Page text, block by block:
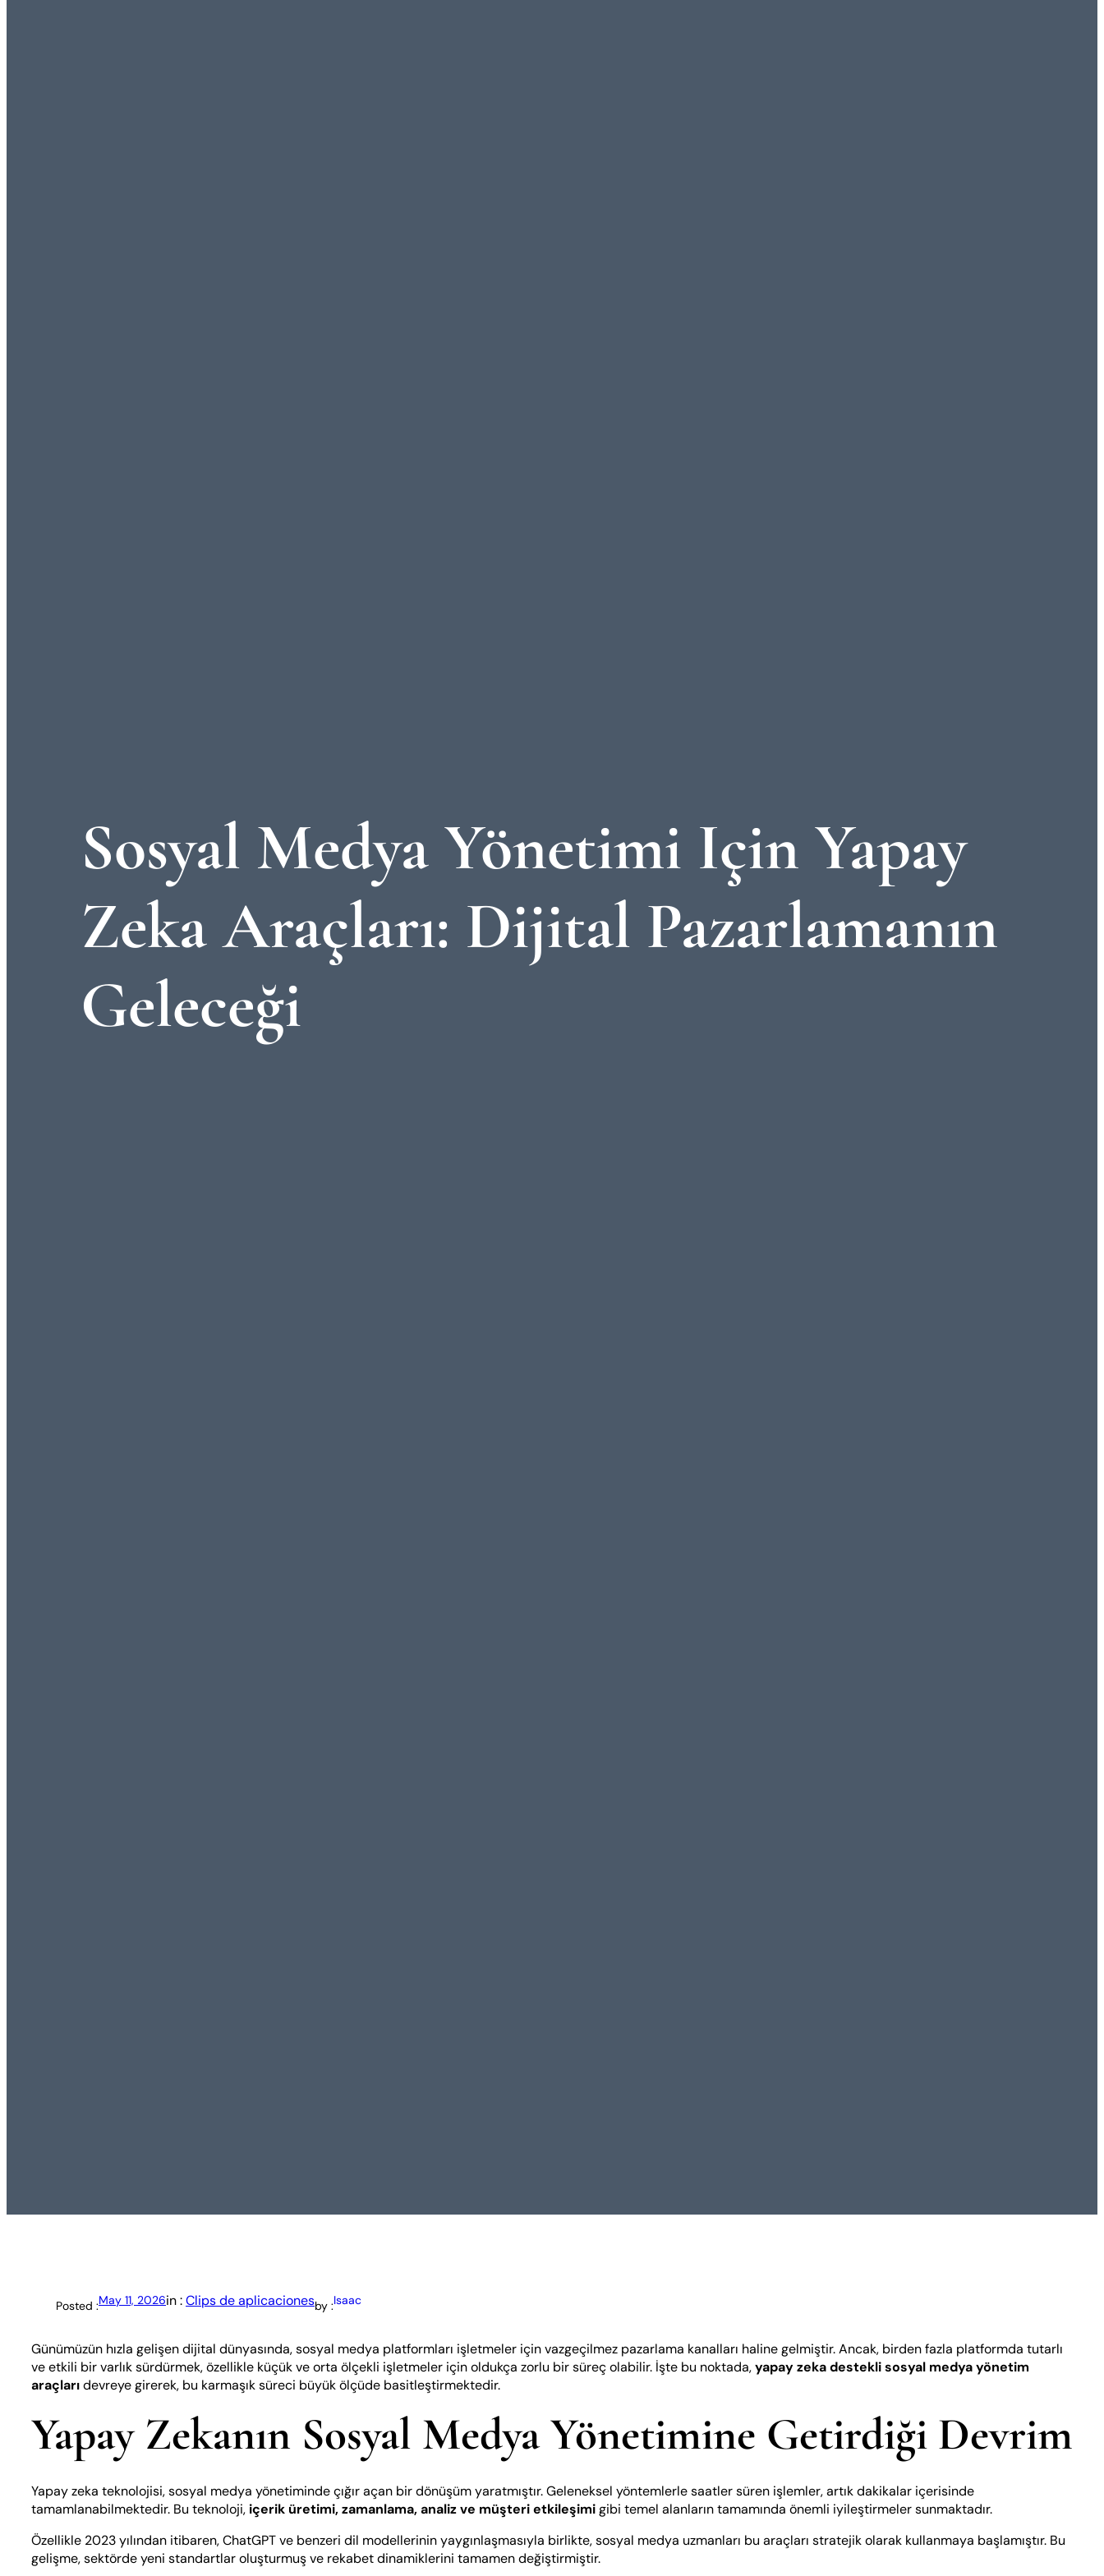
Sosyal Medya Yönetimi Için Yapay
Zeka Araçları: Dijital Pazarlamanın
Geleceği
Posted :May 11, 2026in :Clips de aplicacionesby :Isaac
Günümüzün hızla gelişen dijital dünyasında, sosyal medya platformları işletmeler için vazgeçilmez pazarlama kanalları haline gelmiştir. Ancak, birden fazla platformda tutarlı
ve etkili bir varlık sürdürmek, özellikle küçük ve orta ölçekli işletmeler için oldukça zorlu bir süreç olabilir. İşte bu noktada,yapay zeka destekli sosyal medya yönetim
araçlarıdevreye girerek, bu karmaşık süreci büyük ölçüde basitleştirmektedir.
Yapay Zekanın Sosyal Medya Yönetimine Getirdiği Devrim
Yapay zeka teknolojisi, sosyal medya yönetiminde çığır açan bir dönüşüm yaratmıştır. Geleneksel yöntemlerle saatler süren işlemler, artık dakikalar içerisinde
tamamlanabilmektedir. Bu teknoloji, içerik üretimi, zamanlama, analiz ve müşteri etkileşimigibi temel alanların tamamında önemli iyileştirmeler sunmaktadır.
Özellikle 2023 yılından itibaren, ChatGPT ve benzeri dil modellerinin yaygınlaşmasıyla birlikte, sosyal medya uzmanları bu araçları stratejik olarak kullanmaya başlamıştır. Bu
gelişme, sektörde yeni standartlar oluşturmuş ve rekabet dinamiklerini tamamen değiştirmiştir.